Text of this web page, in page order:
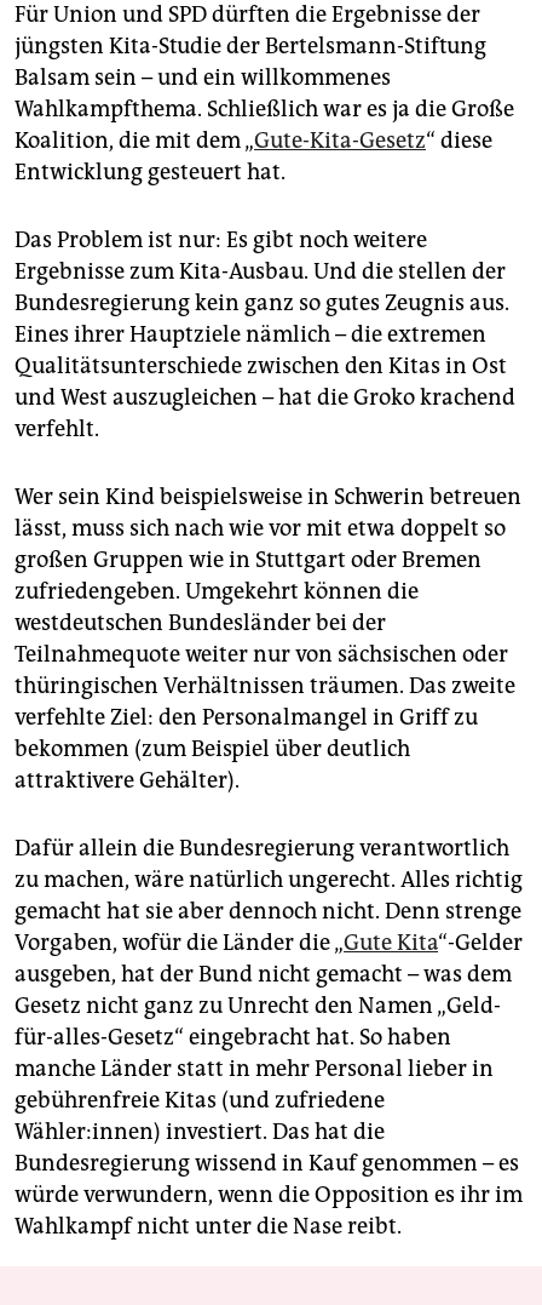
Für Union und SPD dürften die Ergebnisse der
jüngsten Kita-Studie der Bertelsmann-Stiftung
Balsam sein – und ein willkommenes
Wahlkampfthema. Schließlich war es ja die Große
Koalition, die mit dem „Gute-Kita-Gesetz“ diese
Entwicklung gesteuert hat.
Das Problem ist nur: Es gibt noch weitere
Ergebnisse zum Kita-Ausbau. Und die stellen der
Bundesregierung kein ganz so gutes Zeugnis aus.
Eines ihrer Hauptziele nämlich – die extremen
Qualitätsunterschiede zwischen den Kitas in Ost
und West auszugleichen – hat die Groko krachend
verfehlt.
Wer sein Kind beispielsweise in Schwerin betreuen
lässt, muss sich nach wie vor mit etwa doppelt so
großen Gruppen wie in Stuttgart oder Bremen
zufriedengeben. Umgekehrt können die
westdeutschen Bundesländer bei der
Teilnahmequote weiter nur von sächsischen oder
thüringischen Verhältnissen träumen. Das zweite
verfehlte Ziel: den Personalmangel in Griff zu
bekommen (zum Beispiel über deutlich
attraktivere Gehälter).
Dafür allein die Bundesregierung verantwortlich
zu machen, wäre natürlich ungerecht. Alles richtig
gemacht hat sie aber dennoch nicht. Denn strenge
Vorgaben, wofür die Länder die „Gute Kita“-Gelder
ausgeben, hat der Bund nicht gemacht – was dem
Gesetz nicht ganz zu Unrecht den Namen „Geld-
für-alles-Gesetz“ eingebracht hat. So haben
manche Länder statt in mehr Personal lieber in
gebührenfreie Kitas (und zufriedene
Wähler:innen) investiert. Das hat die
Bundesregierung wissend in Kauf genommen – es
würde verwundern, wenn die Opposition es ihr im
Wahlkampf nicht unter die Nase reibt.